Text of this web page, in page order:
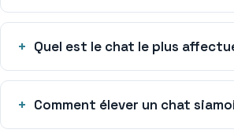
Quel est le chat le plus
Comment élever un chat